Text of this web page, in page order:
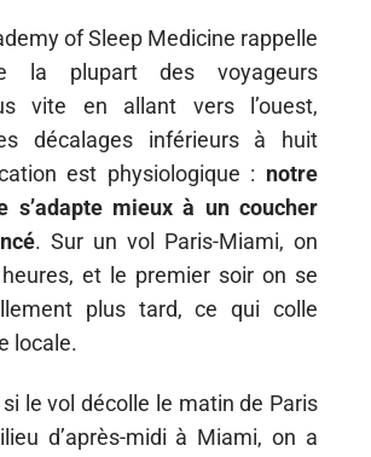
of Sleep Medicine rappelle
la plupart des voyageurs
vite en allant vers l’ouest,
décalages inférieurs à huit
est physiologique : notre
s’adapte mieux à un coucher
. Sur un vol Paris-Miami, on
et le premier soir on se
plus tard, ce qui colle
locale.
le vol décolle le matin de Paris
d’après-midi à Miami, on a